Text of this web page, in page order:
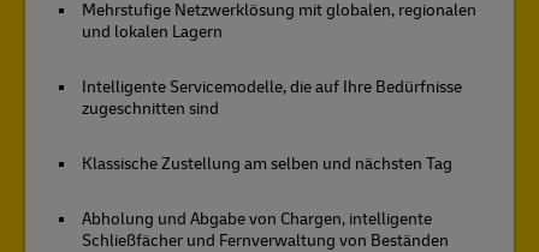
Mehrstufige Netzwerklösung mit globalen, regionalen
und lokalen Lagern
Intelligente Servicemodelle, die auf Ihre Bedürfnisse
zugeschnitten sind
Klassische Zustellung am selben und nächsten Tag
Abholung und Abgabe von Chargen, intelligente
Schließfächer und Fernverwaltung von Beständen